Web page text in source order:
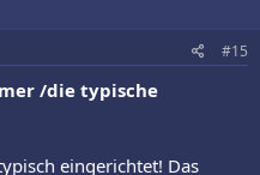
#15
/die typische
eingerichtet! Das